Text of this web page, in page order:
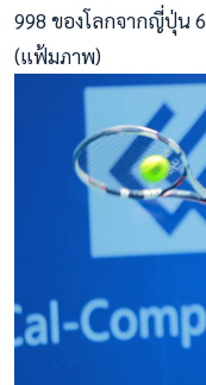
998 ของโลกจากญี่ปุ่น
(แฟ้มภาพ)